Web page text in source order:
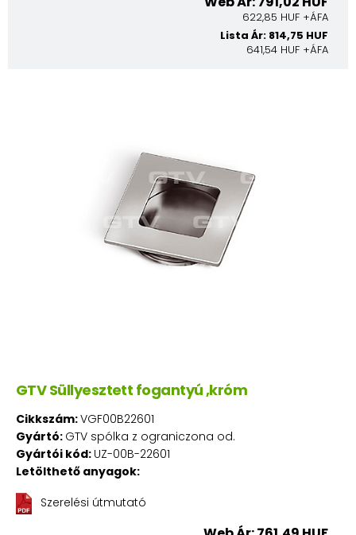
622,85 HUF +ÁFA
Lista Ár: 814,75 HUF
641,54 HUF +ÁFA
GTV Süllyesztett fogantyú ,króm
Cikkszám:VGF00B22601
Gyártó: GTV spólka z ograniczona od.
Gyártói kód: UZ-00B-22601
Letölthető anyagok:
Szerelési útmutató